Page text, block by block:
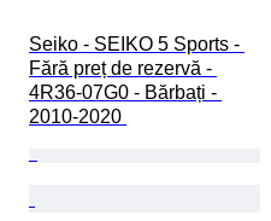
Seiko - SEIKO 5 Sports -
Fără preț de rezervă -
4R36-07G0 - Bărbați -
2010-2020